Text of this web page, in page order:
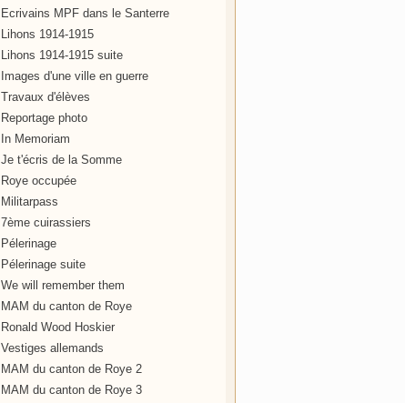
Ecrivains MPF dans le Santerre
Lihons 1914-1915
Lihons 1914-1915 suite
Images d'une ville en guerre
Travaux d'élèves
Reportage photo
In Memoriam
Je t'écris de la Somme
Roye occupée
Militarpass
7ème cuirassiers
Pélerinage
Pélerinage suite
We will remember them
MAM du canton de Roye
Ronald Wood Hoskier
Vestiges allemands
MAM du canton de Roye 2
MAM du canton de Roye 3